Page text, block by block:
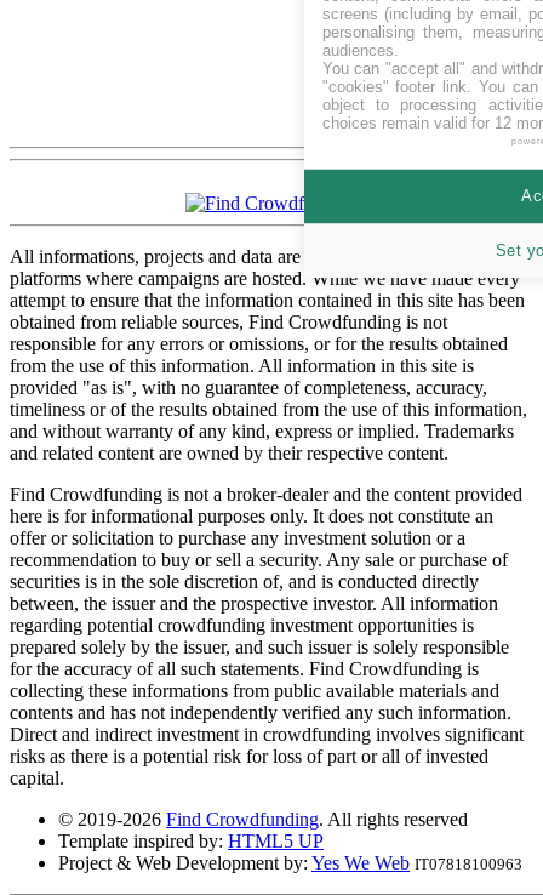
All informations, projects and data are gathered from respective
platforms where campaigns are hosted. While we have made every
attempt to ensure that the information contained in this site has been
obtained from reliable sources, Find Crowdfunding is not
responsible for any errors or omissions, or for the results obtained
from the use of this information. All information in this site is
provided "as is", with no guarantee of completeness, accuracy,
timeliness or of the results obtained from the use of this information,
and without warranty of any kind, express or implied. Trademarks
and related content are owned by their respective content.
Find Crowdfunding is not a broker-dealer and the content provided
here is for informational purposes only. It does not constitute an
offer or solicitation to purchase any investment solution or a
recommendation to buy or sell a security. Any sale or purchase of
securities is in the sole discretion of, and is conducted directly
between, the issuer and the prospective investor. All information
regarding potential crowdfunding investment opportunities is
prepared solely by the issuer, and such issuer is solely responsible
for the accuracy of all such statements. Find Crowdfunding is
collecting these informations from public available materials and
contents and has not independently verified any such information.
Direct and indirect investment in crowdfunding involves significant
risks as there is a potential risk for loss of part or all of invested
capital.
© 2019-2026 Find Crowdfunding. All rights reserved
Template inspired by: HTML5 UP
Project & Web Development by: Yes We Web IT07818100963
screens (including by email,
personalising them,
audiences.
You can "accept all" and
"cookies" footer link. You can
object to processing
choices remain valid for 12
Set